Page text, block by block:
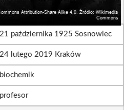
21 października 1925 Sosnowiec
24 lutego 2019 Kraków
biochemik
profesor